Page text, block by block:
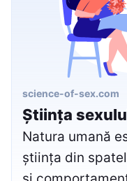
science-of-sex.com
Știința
Natura umană
știința din